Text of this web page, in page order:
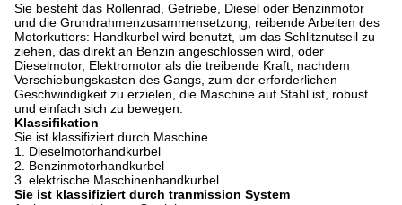
Sie besteht das Rollenrad, Getriebe, Diesel oder Benzinmotor
und die Grundrahmenzusammensetzung, reibende Arbeiten des
Motorkutters: Handkurbel wird benutzt, um das Schlitznutseil zu
ziehen, das direkt an Benzin angeschlossen wird, oder
Dieselmotor, Elektromotor als die treibende Kraft, nachdem
Verschiebungskasten des Gangs, zum der erforderlichen
Geschwindigkeit zu erzielen, die Maschine auf Stahl ist, robust
und einfach sich zu bewegen.
Klassifikation
Sie ist klassifiziert durch Maschine.
1. Dieselmotorhandkurbel
2. Benzinmotorhandkurbel
3. elektrische Maschinenhandkurbel
Sie ist klassifiziert durch tranmission System